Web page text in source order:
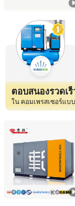
ตอบสนองรวดเ
ใน คอมเพรสเซอร์แบ
Tianjin Jinjing Gas
Tianjin, China